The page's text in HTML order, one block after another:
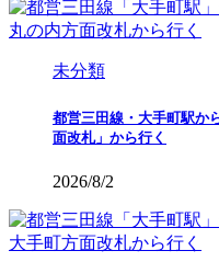
未分類
都営三田線・大手町駅か
面改札」から行く
2026/8/2